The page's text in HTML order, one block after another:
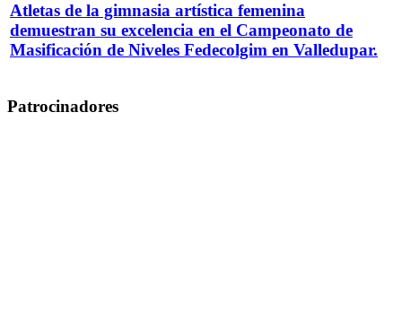
Atletas de la gimnasia artística femenina
demuestran su excelencia en el Campeonato de
Masificación de Niveles Fedecolgim en Valledupar.
Patrocinadores